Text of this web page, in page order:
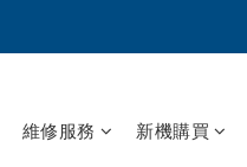
維修服務 新機購買